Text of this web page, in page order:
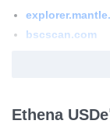
bscscan.com
是加密貨幣中第一
Ethena